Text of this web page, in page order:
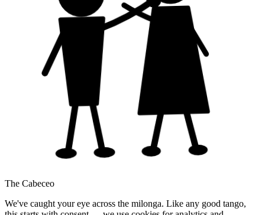
The Cabeceo
We've caught your eye across the milonga. Like any good tango,